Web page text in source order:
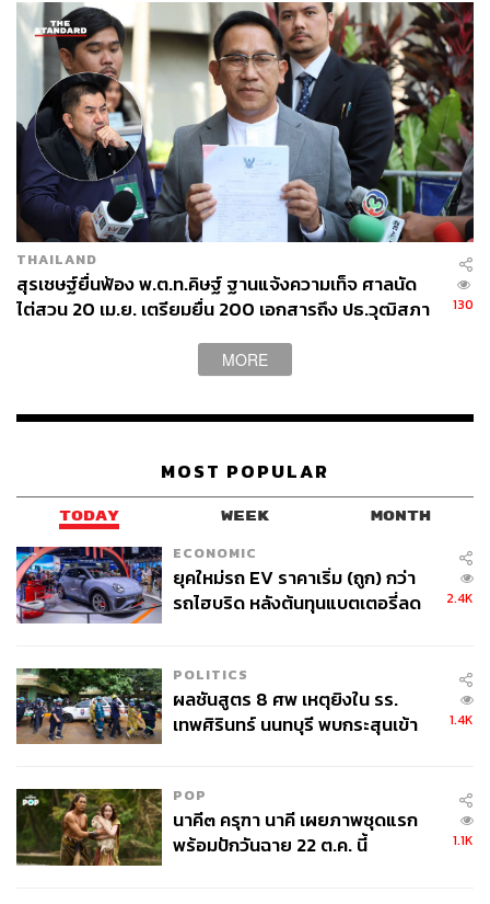
THAILAND
สุรเชษฐ์ยื่นฟ้อง พ.ต.ท.คิษฐ์ ฐานแจ้งความเท็จ ศาลนัด
ไต่สวน 20 เม.ย. เตรียมยื่น 200 เอกสารถึง ปธ.วุฒิสภา
130
MORE
MOST POPULAR
TODAY WEEK MONTH
ECONOMIC
ยุคใหม่รถ EV ราคาเริ่ม (ถูก) กว่า
รถไฮบริด หลังต้นทุนแบตเตอรี่ลด
2.4K
POLITICS
ผลชันสูตร 8 ศพ เหตุยิงใน รร.
เทพศิรินทร์ นนทบุรี พบกระสุนเข้า
1.4K
POP
นาคี๓ ครุฑา นาคี เผยภาพชุดแรก
พร้อมปักวันฉาย 22 ต.ค. นี้
1.1K